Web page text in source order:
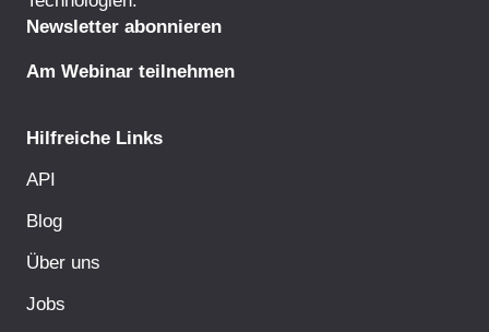
Newsletter abonnieren
Am Webinar teilnehmen
Hilfreiche Links
API
Blog
Über uns
Jobs